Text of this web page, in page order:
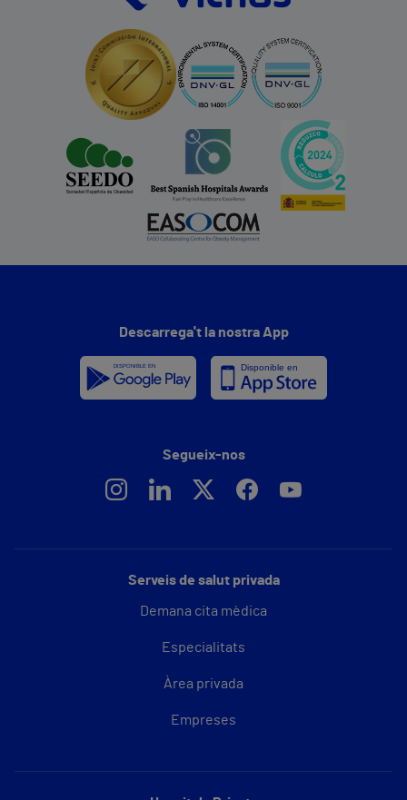
Serveis de salut privada
Demana cita mèdica
Especialitats
Àrea privada
Empreses
Descarrega't la nostra App
Segueix-nos